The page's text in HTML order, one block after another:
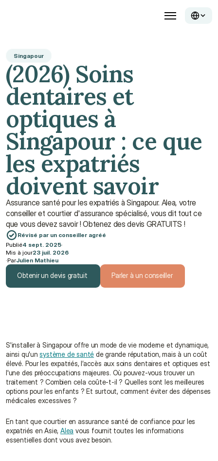
Singapour
(2026) Soins
dentaires et
optiques à
Singapour : ce que
les expatriés
doivent savoir
Assurance santé pour les expatriés à Singapour. Alea, votre
conseiller et courtier d'assurance spécialisé, vous dit tout ce
que vous devez savoir ! Obtenez des devis GRATUITS !
Révisé par un conseiller agréé
Publié4 sept. 2025·
Mis à jour23 juil. 2026
·ParJulien Mathieu
Obtenir un devis gratuit Parler à un conseiller
S'installer à Singapour offre un mode de vie moderne et dynamique,
ainsi qu'un système de santé de grande réputation, mais à un coût
élevé. Pour les expatriés, l’accès aux soins dentaires et optiques est
l'une des préoccupations majeures. Où pouvez-vous trouver un
traitement ? Combien cela coûte-t-il ? Quelles sont les meilleures
options pour les enfants ? Et surtout, comment éviter des dépenses
médicales excessives ?
En tant que courtier en assurance santé de confiance pour les
expatriés en Asie, Alea vous fournit toutes les informations
essentielles dont vous avez besoin.